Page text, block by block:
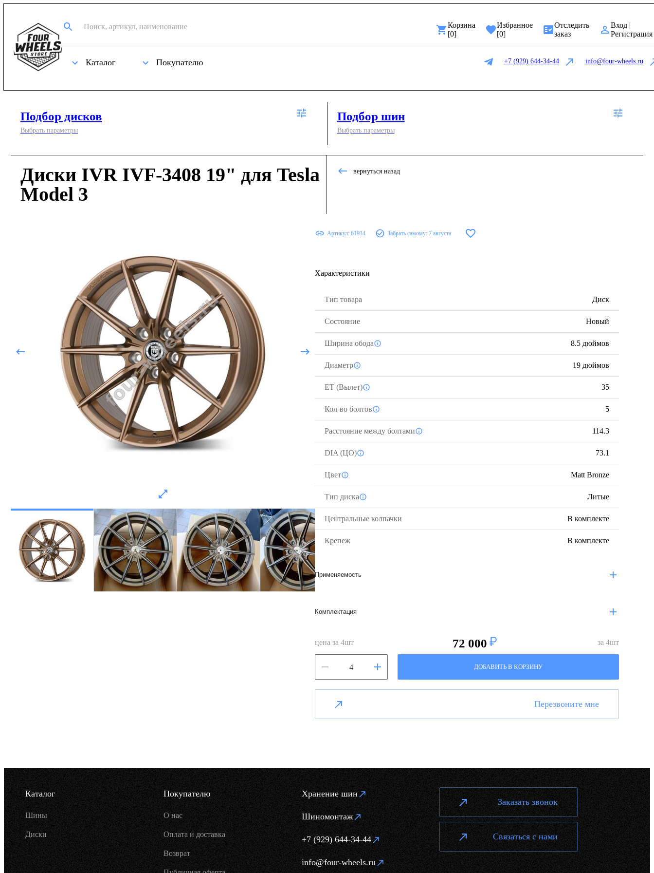
Корзина
[0]
Избранное
[0]
Отследить
заказ
Вход |
Регистрация
Каталог Покупателю +7 (929) 644-34-44 info@four-wheels.ru
Подбор дисков
Выбрать параметры
Подбор шин
Выбрать параметры
Диски IVR IVF-3408 19" для Tesla
Model 3
вернуться назад
Артикул: 61934 Забрать самому: 7 августа
Характеристики
Тип товара Диск
Состояние Новый
Ширина обода 8.5 дюймов
Диаметр 19 дюймов
ЕТ (Вылет) 35
Кол-во болтов 5
Расстояние между болтами 114.3
DIA (ЦО) 73.1
Цвет Matt Bronze
Тип диска Литые
Центральные колпачки В комплекте
Крепеж В комплекте
Применяемость
Комплектация
цена за 4шт 72 000 за 4шт
ДОБАВИТЬ В КОРЗИНУ
Перезвоните мне
Каталог
Шины
Диски
Покупателю
О нас
Оплата и доставка
Возврат
Хранение шин
Шиномонтаж
+7 (929) 644-34-44
info@four-wheels.ru
Заказать звонок
Связаться с нами